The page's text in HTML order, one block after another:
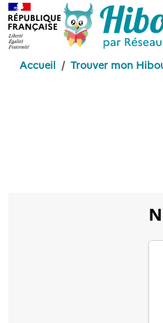
Accueil Trouver mon